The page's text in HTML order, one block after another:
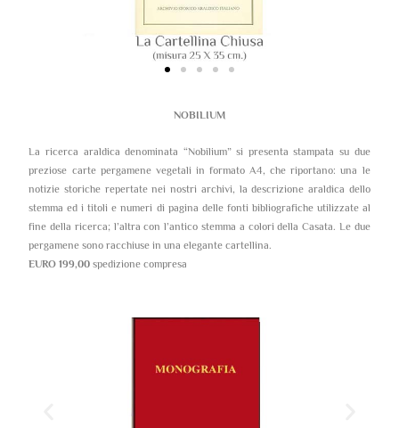
NOBILIUM
La ricerca araldica denominata “Nobilium” si presenta stampata su due
preziose carte pergamene vegetali in formato A4, che riportano: una le
notizie storiche repertate nei nostri archivi, la descrizione araldica dello
stemma ed i titoli e numeri di pagina delle fonti bibliografiche utilizzate al
fine della ricerca; l’altra con l’antico stemma a colori della Casata. Le due
pergamene sono racchiuse in una elegante cartellina.
EURO 199,00 spedizione compresa